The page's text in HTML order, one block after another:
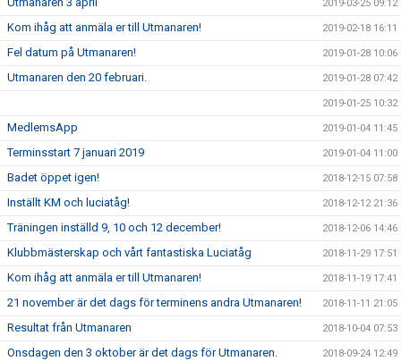
2019-03-25 09:12
Kom ihåg att anmäla er till Utmanaren! 2019-02-18 16:11
Fel datum på Utmanaren! 2019-01-28 10:06
Utmanaren den 20 februari. 2019-01-28 07:42
2019-01-25 10:32
MedlemsApp 2019-01-04 11:45
Terminsstart 7 januari 2019 2019-01-04 11:00
Badet öppet igen! 2018-12-15 07:58
Inställt KM och luciatåg! 2018-12-12 21:36
Träningen inställd 9, 10 och 12 december! 2018-12-06 14:46
Klubbmästerskap och vårt fantastiska Luciatåg 2018-11-29 17:51
Kom ihåg att anmäla er till Utmanaren! 2018-11-19 17:41
21 november är det dags för terminens andra Utmanaren! 2018-11-11 21:05
Resultat från Utmanaren 2018-10-04 07:53
Onsdagen den 3 oktober är det dags för Utmanaren. 2018-09-24 12:49